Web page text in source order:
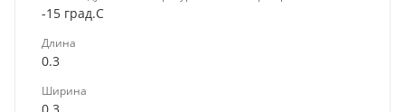
-15 град.C
Длина
0.3
Ширина